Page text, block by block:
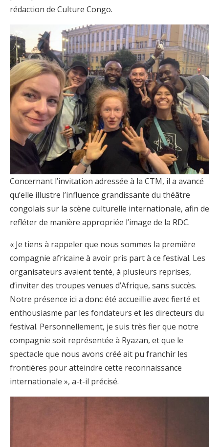
rédaction de Culture Congo.
Concernant l’invitation adressée à la CTM, il a avancé
qu’elle illustre l’influence grandissante du théâtre
congolais sur la scène culturelle internationale, afin de
refléter de manière appropriée l’image de la RDC.
« Je tiens à rappeler que nous sommes la première
compagnie africaine à avoir pris part à ce festival. Les
organisateurs avaient tenté, à plusieurs reprises,
d’inviter des troupes venues d’Afrique, sans succès.
Notre présence ici a donc été accueillie avec fierté et
enthousiasme par les fondateurs et les directeurs du
festival. Personnellement, je suis très fier que notre
compagnie soit représentée à Ryazan, et que le
spectacle que nous avons créé ait pu franchir les
frontières pour atteindre cette reconnaissance
internationale », a-t-il précisé.